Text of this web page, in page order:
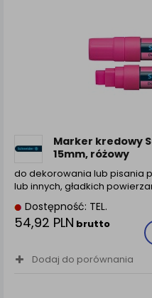
Marker kredowy
15mm, różowy
do dekorowania lub pisania
lub innych, gładkich
Dostępność: TEL.
54,92 PLN brutto
Dodaj do porównania